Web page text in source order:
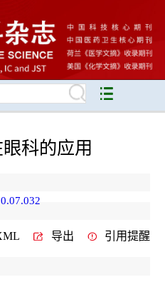
科的应用
导出 引用提醒